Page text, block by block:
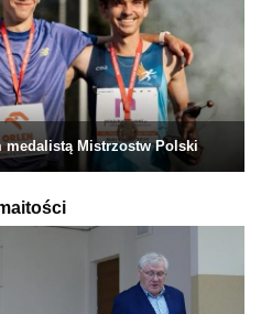
medalistą Mistrzostw Polski